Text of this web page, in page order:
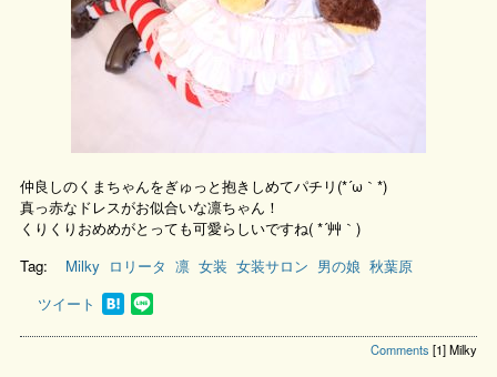
仲良しのくまちゃんをぎゅっと抱きしめてパチリ(*´ω｀*)
真っ赤なドレスがお似合いな凛ちゃん！
くりくりおめめがとっても可愛らしいですね( *´艸｀)
Tag:
Milky ロリータ 凛 女装 女装サロン 男の娘 秋葉原
ツイート
Comments [1]Milky